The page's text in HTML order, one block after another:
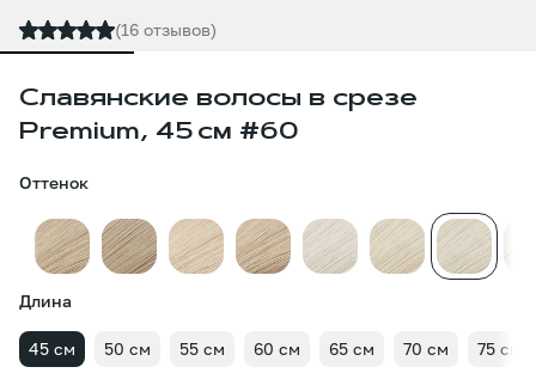
(16 отзывов)
Славянские волосы в срезе
Premium, 45 см #60
Оттенок
Длина
45 см 50 см 55 см 60 см 65 см 70 см 75 см